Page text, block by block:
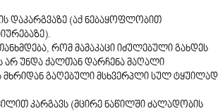
დაკარგვაზე (აქ ნებაყოფლობით
რომ მამაკაცი იძულებული გახდეს
არ უნდა ქალთან დარჩენა მაღალი
მხრიდან გაღებული მსხვერპლი სულ ტყუილად
კარგავს (მცირე ნაწილში ძალადობის